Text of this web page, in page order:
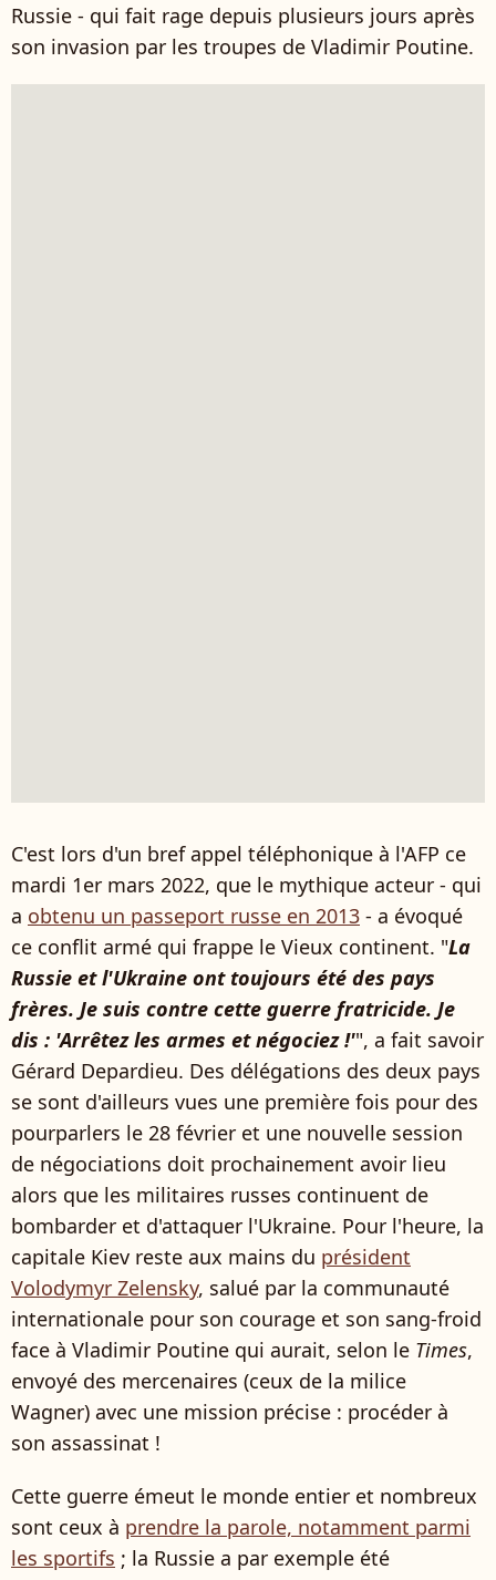
Russie - qui fait rage depuis plusieurs jours après
son invasion par les troupes de Vladimir Poutine.
C'est lors d'un bref appel téléphonique à l'AFP ce
mardi 1er mars 2022, que le mythique acteur - qui
a obtenu un passeport russe en 2013 - a évoqué
ce conflit armé qui frappe le Vieux continent. "La
Russie et l'Ukraine ont toujours été des pays
frères. Je suis contre cette guerre fratricide. Je
dis : 'Arrêtez les armes et négociez !'", a fait savoir
Gérard Depardieu. Des délégations des deux pays
se sont d'ailleurs vues une première fois pour des
pourparlers le 28 février et une nouvelle session
de négociations doit prochainement avoir lieu
alors que les militaires russes continuent de
bombarder et d'attaquer l'Ukraine. Pour l'heure, la
capitale Kiev reste aux mains du président
Volodymyr Zelensky, salué par la communauté
internationale pour son courage et son sang-froid
face à Vladimir Poutine qui aurait, selon le Times,
envoyé des mercenaires (ceux de la milice
Wagner) avec une mission précise : procéder à
son assassinat !
Cette guerre émeut le monde entier et nombreux
sont ceux à prendre la parole, notamment parmi
les sportifs ; la Russie a par exemple été